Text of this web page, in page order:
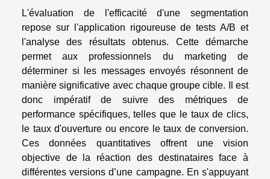
L'évaluation de l'efficacité d'une segmentation
repose sur l'application rigoureuse de tests A/B et
l'analyse des résultats obtenus. Cette démarche
permet aux professionnels du marketing de
déterminer si les messages envoyés résonnent de
manière significative avec chaque groupe cible. Il est
donc impératif de suivre des métriques de
performance spécifiques, telles que le taux de clics,
le taux d'ouverture ou encore le taux de conversion.
Ces données quantitatives offrent une vision
objective de la réaction des destinataires face à
différentes versions d’une campagne. En s'appuyant